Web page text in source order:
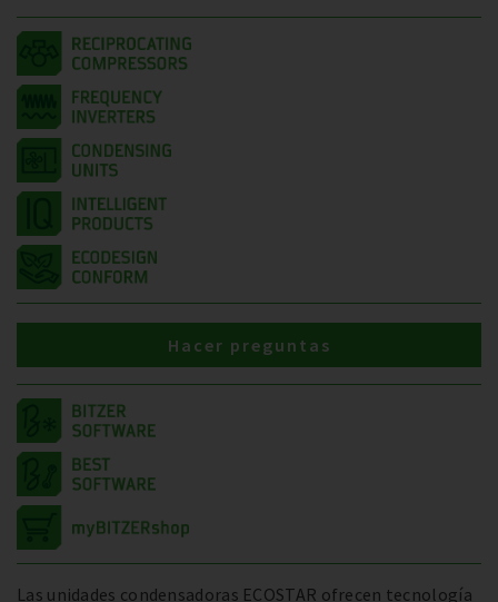
Las unidades condensadoras ECOSTAR ofrecen tecnología
Hacer preguntas